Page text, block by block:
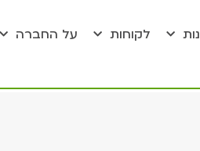
לקוחות על החברה